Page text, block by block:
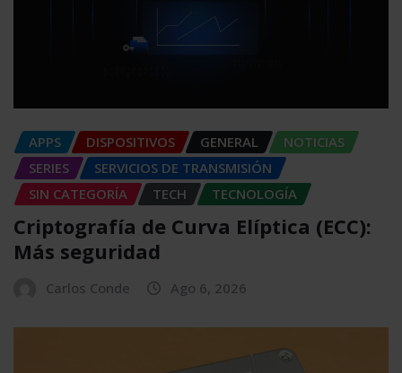
APPS DISPOSITIVOS GENERAL
NOTICIAS
SERIES
SERVICIOS DE TRANSMISIÓN
SIN CATEGORÍA
TECH TECNOLOGÍA
Criptografía de Curva Elíptica (ECC):
Más seguridad
Carlos Conde Ago 6, 2026